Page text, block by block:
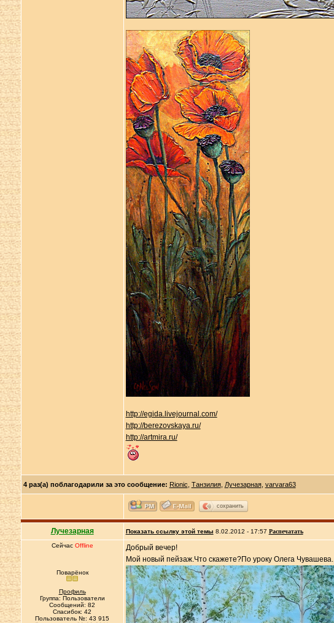
http://egida.livejournal.com/
http://berezovskaya.ru/
http://artmira.ru/
4 раз(а) поблагодарили за это сообщение: Rionic Танзилия, Лучезарная, varvara63
сохранить
Лучезарная Показать ссылку этой темы 8.02.2012 - 17:57 Распечатать
Сейчас Offline
Поварёнок
Профиль
Группа: Пользователи
Сообщений: 82
Спасибок: 42
Пользователь №: 43 915
Добрый вечер!
Мой новый пейзаж.Что скажете?По уроку Олега Чувашева.